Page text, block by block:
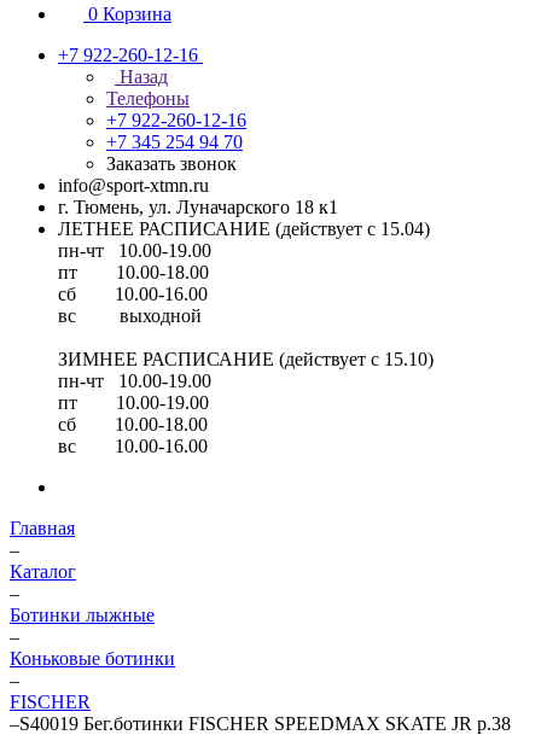
0 Корзина
+7 922-260-12-16
Назад
Телефоны
+7 922-260-12-16
+7 345 254 94 70
Заказать звонок
info@sport-xtmn.ru
г. Тюмень, ул. Луначарского 18 к1
ЛЕТНЕЕ РАСПИСАНИЕ (действует с 15.04)
пн-чт 10.00-19.00
пт 10.00-18.00
сб 10.00-16.00
вс выходной
ЗИМНЕЕ РАСПИСАНИЕ (действует с 15.10)
пн-чт 10.00-19.00
пт 10.00-19.00
сб 10.00-18.00
вс 10.00-16.00
Главная
–
Каталог
–
Ботинки лыжные
–
Коньковые ботинки
–
FISCHER
–S40019 Бег.ботинки FISCHER SPEEDMAX SKATE JR р.38